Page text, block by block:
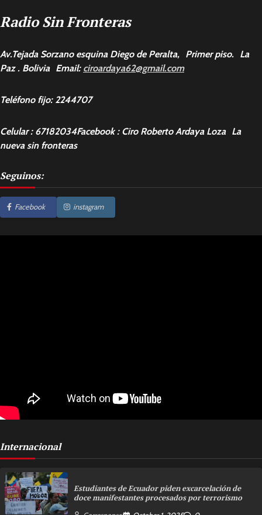
Radio Sin Fronteras
Av.Tejada Sorzano esquina Diego de Peralta, Primer piso. La
Paz . Bolivia Email: ciroardaya62@gmail.com
Teléfono fijo: 2244707
Celular : 67182034Facebook : Ciro Roberto Ardaya Loza La
nueva sin fronteras
Seguinos:
Facebook instagram
Internacional
Estudiantes de Ecuador piden excarcelación de
doce manifestantes procesados por terrorismo